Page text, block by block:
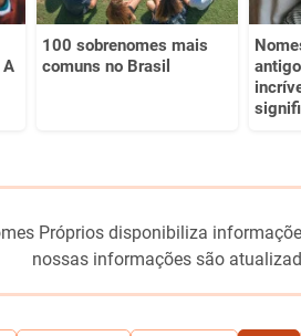
A
100 sobrenomes mais
comuns no Brasil
Próprios disponibiliza
nossas informações são